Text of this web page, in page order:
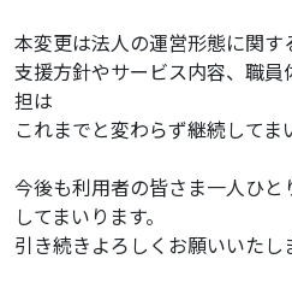
本変更は法人の運営形態に関す
支援方針やサービス内容、職
担は
これまでと変わらず継続してま
今後も利用者の皆さま一人ひ
してまいります。
引き続きよろしくお願いいたし